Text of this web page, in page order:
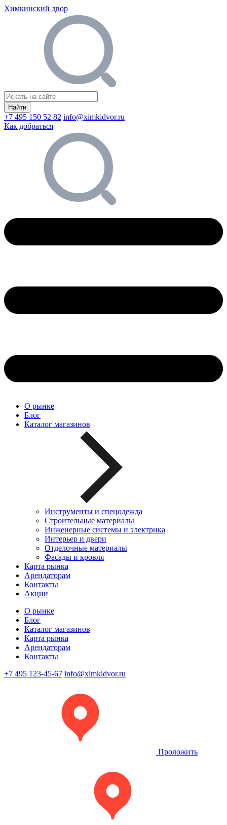
Химкинский двор
Найти
+7 495 150 52 82 info@ximkidvor.ru
Как добраться
О рынке
Блог
Каталог магазинов
Инструменты и спецодежда
Строительные материалы
Инженерные системы и электрика
Интерьер и двери
Отделочные материалы
Фасады и кровля
Карта рынка
Арендаторам
Контакты
Акции
О рынке
Блог
Каталог магазинов
Карта рынка
Арендаторам
Контакты
+7 495 123-45-67 info@ximkidvor.ru
Проложить